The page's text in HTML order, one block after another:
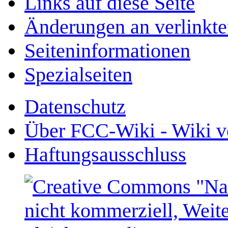
Änderungen an
Seiten­­informationen
Spezialseiten
Datenschutz
Über FCC-Wiki - Wiki
Haftungsausschluss